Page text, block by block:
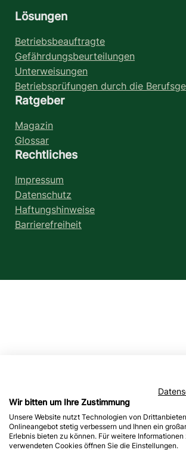
Lösungen
Betriebsbeauftragte
Gefährdungsbeurteilungen
Unterweisungen
Betriebsprüfungen durch die
Ratgeber
Magazin
Glossar
Rechtliches
Impressum
Datenschutz
Haftungshinweise
Barrierefreiheit
Wir bitten um Ihre Zustimmung
Unsere Website nutzt Technologien von
Onlineangebot stetig verbessern und Ihnen ein
Erlebnis bieten zu können. Für weitere
verwendeten Cookies öffnen Sie die Einstellungen.